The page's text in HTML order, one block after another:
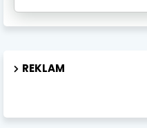
REKLAM